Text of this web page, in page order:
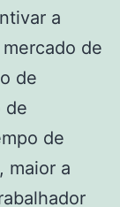
a
de
de
de
de
maior a